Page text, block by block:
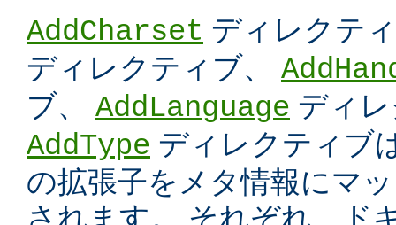
AddCharset ディレクテ
ディレクティブ、
ブ、 AddLanguage ディ
AddType ディレクティブ
の拡張子をメタ情報にマ
されます。 それぞれ、ド